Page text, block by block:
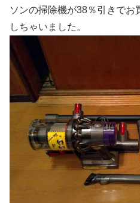
ソンの掃除機が38％引きでお
しちゃいました。